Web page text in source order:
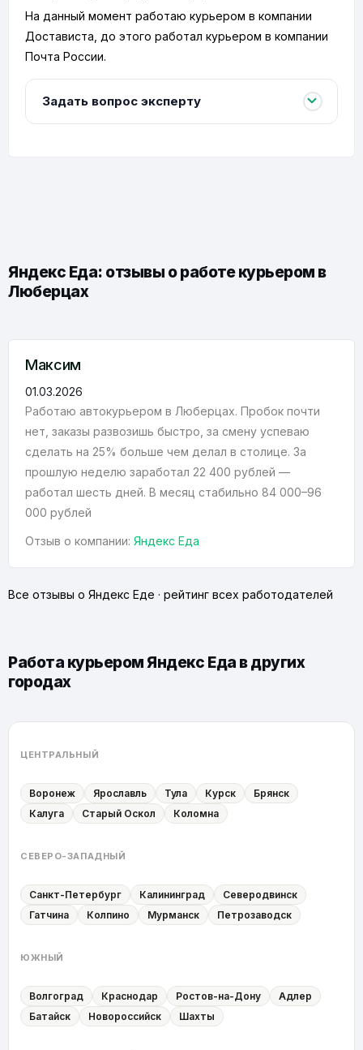
На данный момент работаю курьером в компании
Достависта, до этого работал курьером в компании
Почта России.
Задать вопрос эксперту
Яндекс Еда: отзывы о работе курьером в
Люберцах
Максим
01.03.2026
Работаю автокурьером в Люберцах. Пробок почти
нет, заказы развозишь быстро, за смену успеваю
сделать на 25% больше чем делал в столице. За
прошлую неделю заработал 22 400 рублей —
работал шесть дней. В месяц стабильно 84 000–96
000 рублей
Отзыв о компании: Яндекс Еда
Все отзывы о Яндекс Еде · рейтинг всех работодателей
Работа курьером Яндекс Еда в других
городах
ЦЕНТРАЛЬНЫЙ
Воронеж Ярославль Тула Курск
Брянск
Калуга
Старый Оскол Коломна
СЕВЕРО-ЗАПАДНЫЙ
Санкт-Петербург Калининград
Северодвинск
Гатчина
Колпино Мурманск Петрозаводск
ЮЖНЫЙ
Волгоград Краснодар Ростов-на-Дону
Адлер
Батайск
Новороссийск Шахты